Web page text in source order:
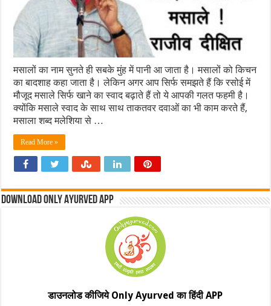
मसालों का नाम सुनते ही सबके मुंह में पानी आ जाता है। मसालों को किचन
का बादशाह कहा जाता है। लेकिन अगर आप सिर्फ समझते हैं कि रसोई में
मौजूद मसाले सिर्फ खाने का स्वाद बढ़ाते हैं तो ये आपकी गलत फहमी है।
क्योंकि मसाले स्वाद के साथ साथ ताकतवर दवाओं का भी काम करते हैं,
मसाला शब्द मलेशिया से …
Read More »
Download Only Ayurved App
डाउनलोड कीजिये Only Ayurved का हिंदी APP